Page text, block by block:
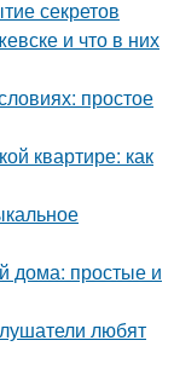
секретов
и что в них
простое
квартире: как
дома: простые и
любят